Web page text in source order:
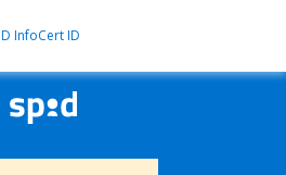
InfoCert ID